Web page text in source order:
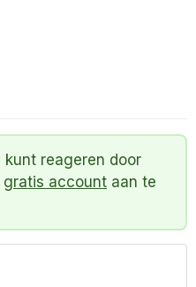
reageren door
gratis account aan te